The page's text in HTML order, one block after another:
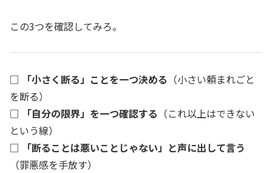
この3つを確認してみろ。
□ 「小さく断る」ことを一つ決める （小さい頼まれごと
を断る）
□
「自分の限界」を一つ確認する （これ以上はできない
という線）
□
「断ることは悪いことじゃない」と声に出して言う
（罪悪感を手放す）